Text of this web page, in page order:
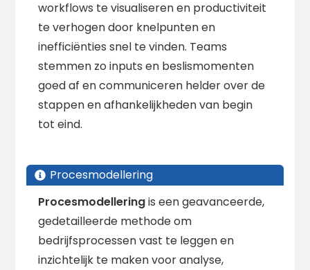
workflows te visualiseren en productiviteit
te verhogen door knelpunten en
inefficiënties snel te vinden. Teams
stemmen zo inputs en beslismomenten
goed af en communiceren helder over de
stappen en afhankelijkheden van begin
tot eind.
Procesmodellering
Procesmodelleringis een geavanceerde,
gedetailleerde methode om
bedrijfsprocessen vast te leggen en
inzichtelijk te maken voor analyse,